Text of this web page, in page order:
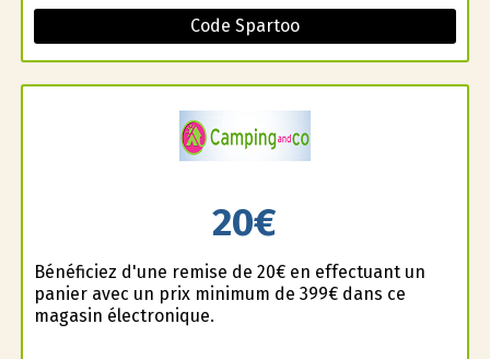
Code Spartoo
20€
Bénéficiez d'une remise de 20€ en effectuant un
panier avec un prix minimum de 399€ dans ce
magasin électronique.